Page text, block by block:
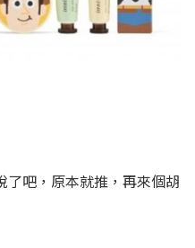
吧，原本就推，再來個胡